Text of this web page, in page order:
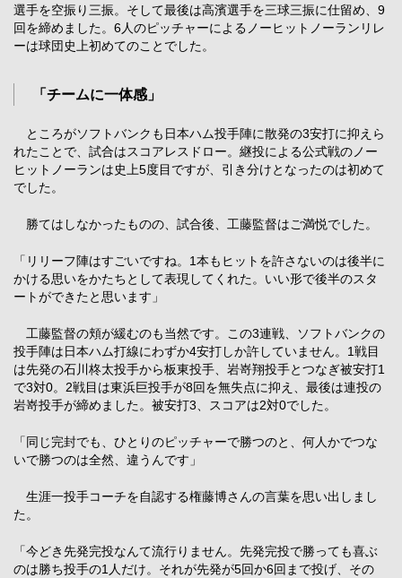
選手を空振り三振。そして最後は高濱選手を三球三振に仕留め、9
回を締めました。6人のピッチャーによるノーヒットノーランリレ
ーは球団史上初めてのことでした。
「チームに一体感」
ところがソフトバンクも日本ハム投手陣に散発の3安打に抑えら
れたことで、試合はスコアレスドロー。継投による公式戦のノー
ヒットノーランは史上5度目ですが、引き分けとなったのは初めて
でした。
勝てはしなかったものの、試合後、工藤監督はご満悦でした。
「リリーフ陣はすごいですね。1本もヒットを許さないのは後半に
かける思いをかたちとして表現してくれた。いい形で後半のスタ
ートができたと思います」
工藤監督の頬が緩むのも当然です。この3連戦、ソフトバンクの
投手陣は日本ハム打線にわずか4安打しか許していません。1戦目
は先発の石川柊太投手から板東投手、岩嵜翔投手とつなぎ被安打1
で3対0。2戦目は東浜巨投手が8回を無失点に抑え、最後は連投の
岩嵜投手が締めました。被安打3、スコアは2対0でした。
「同じ完封でも、ひとりのピッチャーで勝つのと、何人かでつな
いで勝つのは全然、違うんです」
生涯一投手コーチを自認する権藤博さんの言葉を思い出しまし
た。
「今どき先発完投なんて流行りません。先発完投で勝っても喜ぶ
のは勝ち投手の1人だけ。それが先発が5回か6回まで投げ、その